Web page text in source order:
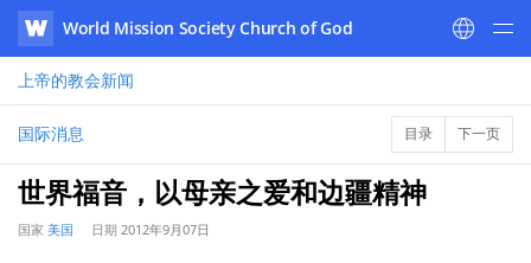
WATV
World Mission Society Church of God
上帝的教会新闻
国际消息 目录 下一页
世界福音，以母亲之爱和边疆精神
国家 美国 日期 2012年9月07日